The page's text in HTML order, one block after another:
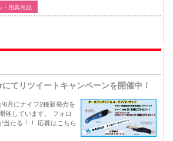
・用具用品
てリツイートキャンペーンを開催中！
6月にナイフ2種新発売を
催しています。 フォロ
当たる！！ 応募はこちら